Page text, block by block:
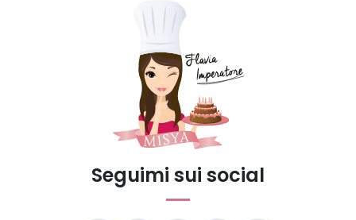
Seguimi sui social